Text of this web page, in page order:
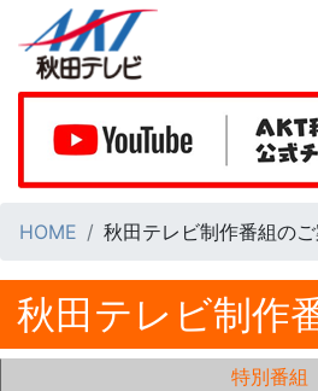
HOME 秋田テレビ制作番組の
秋田テレビ制作
特別番組